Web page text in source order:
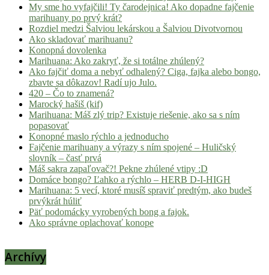
My sme ho vyfajčili! Ty čarodejnica! Ako dopadne fajčenie
marihuany po prvý krát?
Rozdiel medzi Šalviou lekárskou a Šalviou Divotvornou
Ako skladovať marihuanu?
Konopná dovolenka
Marihuana: Ako zakryť, že si totálne zhúlený?
Ako fajčiť doma a nebyť odhalený? Ciga, fajka alebo bongo,
zbavte sa dôkazov! Radí ujo Julo.
420 – Čo to znamená?
Marocký hašiš (kif)
Marihuana: Máš zlý trip? Existuje riešenie, ako sa s ním
popasovať
Konopné maslo rýchlo a jednoducho
Fajčenie marihuany a výrazy s ním spojené – Huličský
slovník – časť prvá
Máš sakra zapaľovač?! Pekne zhúlené vtipy :D
Domáce bongo? Ľahko a rýchlo – HERB D-I-HIGH
Marihuana: 5 vecí, ktoré musíš spraviť predtým, ako budeš
prvýkrát húliť
Päť podomácky vyrobených bong a fajok.
Ako správne oplachovať konope
Archívy